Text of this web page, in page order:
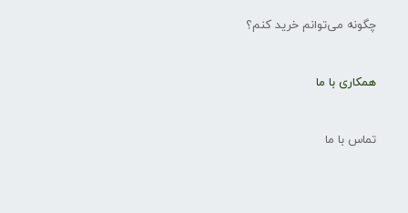
چگونه می‌توانم خرید کنم؟
همکاری با ما
تماس با ما